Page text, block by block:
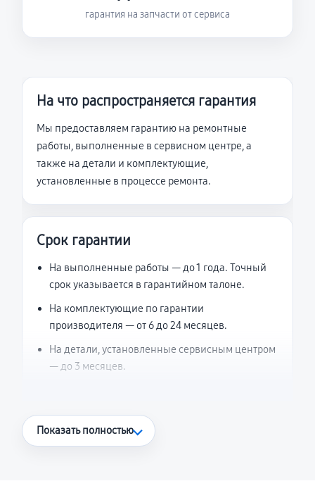
гарантия на запчасти от сервиса
На что распространяется гарантия
Мы предоставляем гарантию на ремонтные
работы, выполненные в сервисном центре, а
также на детали и комплектующие,
установленные в процессе ремонта.
Срок гарантии
На выполненные работы — до 1 года. Точный
срок указывается в гарантийном талоне.
На комплектующие по гарантии
производителя — от 6 до 24 месяцев.
На детали, установленные сервисным центром
— до 3 месяцев.
Что считается гарантийным случаем
Показать полностью